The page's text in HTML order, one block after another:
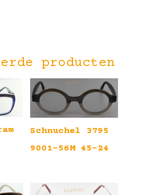
producten
Schnuchel 3795
9001-56M 45-24